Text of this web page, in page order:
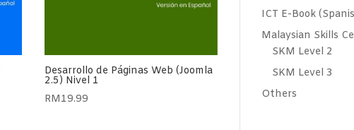
Desarrollo de Páginas Web (Joomla
2.5) Nivel 1
RM19.99
ICT E-Book
Malaysian Skills
SKM Level 2
SKM Level 3
Others